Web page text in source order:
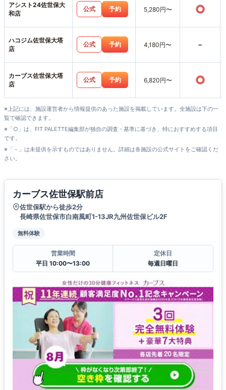
アシスト24佐世保大
和店
公式 予約 5,280円〜 ○
ハコジム佐世保大塔
店
公式 予約 4,180円〜 -
カーブス佐世保大塔
店
公式 予約 6,820円〜 ○
※上記には、施設運営者から情報提供のあった施設を掲載しています。全施設は下の一
覧で確認できます。
※「○」は、FIT PALETTE編集部が独自の調査・基準に基づき、特におすすめする項目
です。
※「－」は未提供を示すものではありません。詳細は各施設の公式サイトをご確認くだ
さい。
カーブス佐世保駅前店
佐世保駅から徒歩2分
長崎県佐世保市白南風町1-13JR九州佐世保ビル2F
無料体験
営業時間
平日 10:00〜13:00
定休日
毎週日曜日